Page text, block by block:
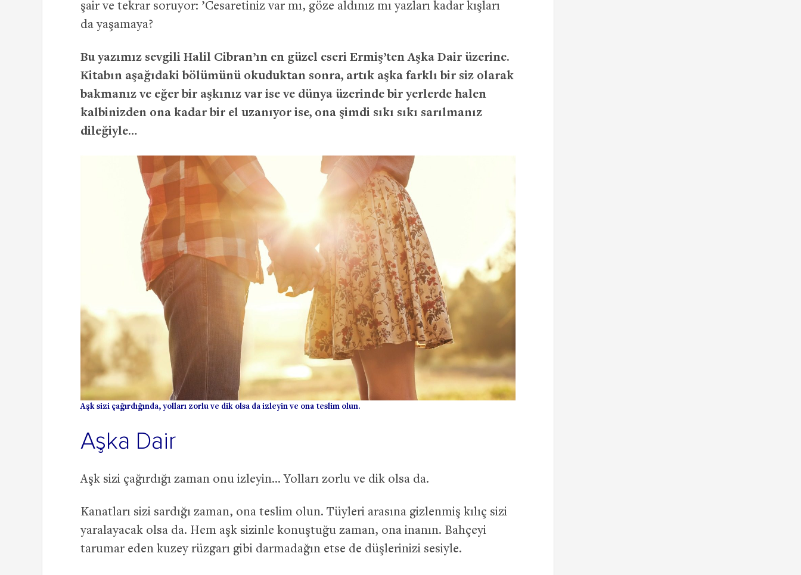
şair ve tekrar soruyor: ’Cesaretiniz var mı, göze aldınız mı yazları kadar kışları
da yaşamaya?
Bu yazımız sevgili Halil Cibran’ın en güzel eseri Ermiş’ten Aşka Dair üzerine.
Kitabın aşağıdaki bölümünü okuduktan sonra, artık aşka farklı bir siz olarak
bakmanız ve eğer bir aşkınız var ise ve dünya üzerinde bir yerlerde halen
kalbinizden ona kadar bir el uzanıyor ise, ona şimdi sıkı sıkı sarılmanız
dileğiyle…
Aşk sizi çağırdığında, yolları zorlu ve dik olsa da izleyin ve ona teslim olun.
Aşka Dair
Aşk sizi çağırdığı zaman onu izleyin… Yolları zorlu ve dik olsa da.
Kanatları sizi sardığı zaman, ona teslim olun. Tüyleri arasına gizlenmiş kılıç sizi
yaralayacak olsa da. Hem aşk sizinle konuştuğu zaman, ona inanın. Bahçeyi
tarumar eden kuzey rüzgarı gibi darmadağın etse de düşlerinizi sesiyle.